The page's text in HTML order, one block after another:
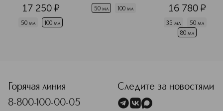
17 250 ¤
50 мл 100 мл
50 мл 100 мл 16 780 ¤
35 мл
50 мл
80 мл
Горячая линия
8-800-100-00-05
Следите за новостями